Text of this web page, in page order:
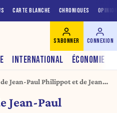
CARTE BLANCHE CHRONIQUES
INTERNATIONAL ÉCONOMIE
S'ABONNER CONNEXION
Jean-Paul Philippot et de Jean-
à la RTBF
Jean-Paul